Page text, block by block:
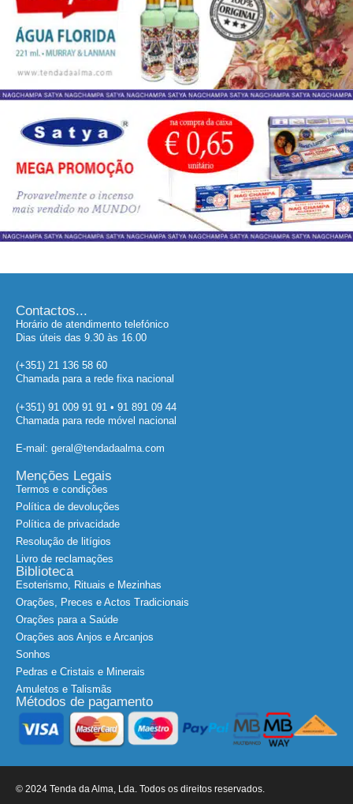
Contactos...
Horário de atendimento telefónico
Dias úteis das 9.30 às 16.00
(+351) 21 136 58 60
Chamada para a rede fixa nacional
(+351) 91 009 91 91 • 91 891 09 44
Chamada para rede móvel nacional
E-mail: geral@tendadaalma.com
Menções Legais
Termos e condições
Política de devoluções
Política de privacidade
Resolução de litígios
Livro de reclamações
Biblioteca
Esoterismo, Rituais e Mezinhas
Orações, Preces e Actos Tradicionais
Orações para a Saúde
Orações aos Anjos e Arcanjos
Sonhos
Pedras e Cristais e Minerais
Amuletos e Talismãs
Métodos de pagamento
© 2024 Tenda da Alma, Lda. Todos os direitos reservados.